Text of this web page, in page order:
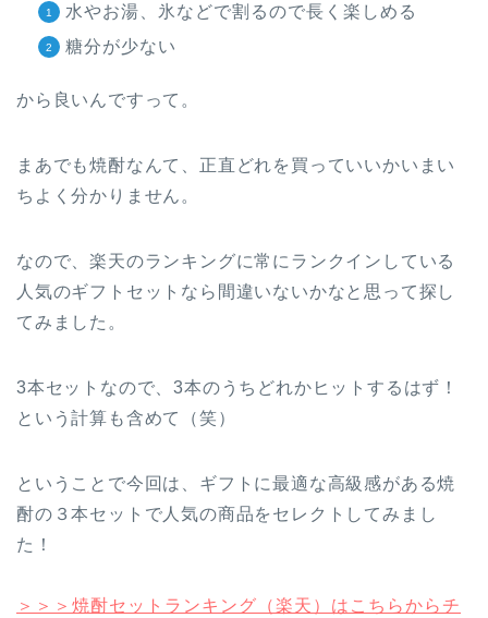
水やお湯、氷などで割るので長く楽しめる
糖分が少ない
から良いんですって。
まあでも焼酎なんて、正直どれを買っていいかいまい
ちよく分かりません。
なので、楽天のランキングに常にランクインしている
人気のギフトセットなら間違いないかなと思って探し
てみました。
3本セットなので、3本のうちどれかヒットするはず！
という計算も含めて（笑）
ということで今回は、ギフトに最適な高級感がある焼
酎の３本セットで人気の商品をセレクトしてみまし
た！
＞＞＞焼酎セットランキング（楽天）はこちらからチ